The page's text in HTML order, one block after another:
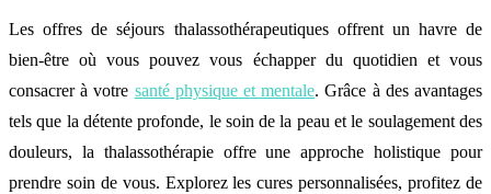
Les offres de séjours thalassothérapeutiques offrent un havre de
bien-être où vous pouvez vous échapper du quotidien et vous
consacrer à votre santé physique et mentale. Grâce à des avantages
tels que la détente profonde, le soin de la peau et le soulagement des
douleurs, la thalassothérapie offre une approche holistique pour
prendre soin de vous. Explorez les cures personnalisées, profitez de